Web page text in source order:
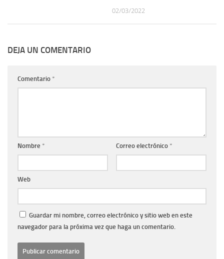
02/03/2022
DEJA UN COMENTARIO
Comentario *
Nombre * Correo electrónico *
Web
Guardar mi nombre, correo electrónico y sitio web en este
navegador para la próxima vez que haga un comentario.